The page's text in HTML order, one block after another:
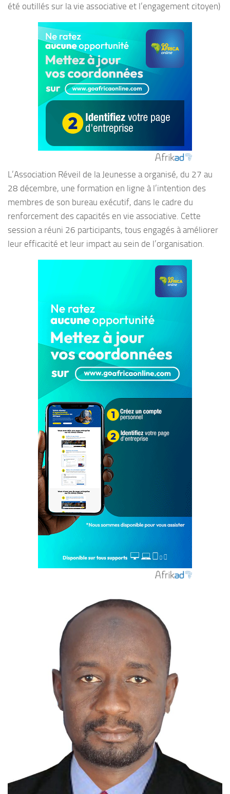
été outillés sur la vie associative et l’engagement citoyen)
L’Association Réveil de la Jeunesse a organisé, du 27 au
28 décembre, une formation en ligne à l’intention des
membres de son bureau exécutif, dans le cadre du
renforcement des capacités en vie associative. Cette
session a réuni 26 participants, tous engagés à améliorer
leur efficacité et leur impact au sein de l’organisation.